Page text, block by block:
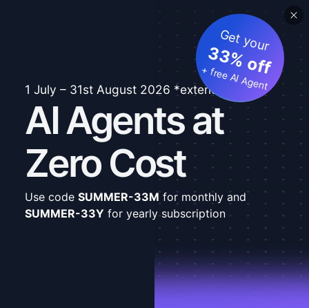
1 July – 31st August 2026 *extended
AI Agents at
Zero Cost
Get your
33% off
+ free AI Agent
Use code SUMMER-33Mfor monthly and
SUMMER-33Y for yearly subscription